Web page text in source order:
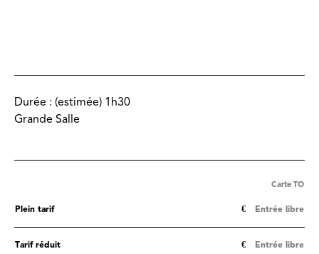
Durée : (estimée) 1h30
Grande Salle
Carte TO
Plein tarif € Entrée libre
Tarif réduit € Entrée libre